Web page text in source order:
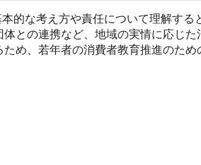
な考え方や責任について理解する
との連携など、地域の実情に応じ
め、若年者の消費者教育推進のため